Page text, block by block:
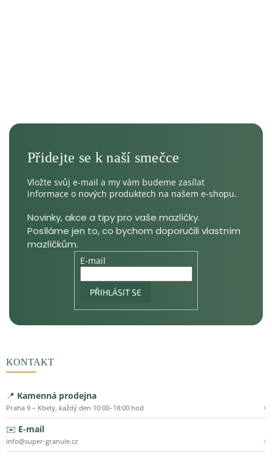
Vložte svůj e-mail a my vám budeme zasílat
informace o nových produktech na našem e-shopu.
E-mail
PŘIHLÁSIT SE
KONTAKT
📍 Kamenná prodejna
Praha 9 – Kbely, každý den 10:00–18:00 hod
›
✉️ E-mail
info@super-granule.cz
›